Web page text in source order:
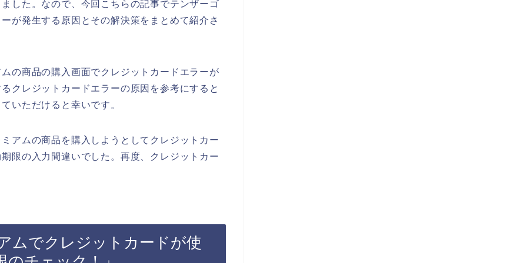
した。なので、今回こちらの記事でテンザーゴ
が発生する原因とその解決策をまとめて紹介さ
の商品の購入画面でクレジットカードエラーが
クレジットカードエラーの原因を参考にすると
いただけると幸いです。
アムの商品を購入しようとしてクレジットカー
限の入力間違いでした。再度、クレジットカー
ムでクレジットカードが使